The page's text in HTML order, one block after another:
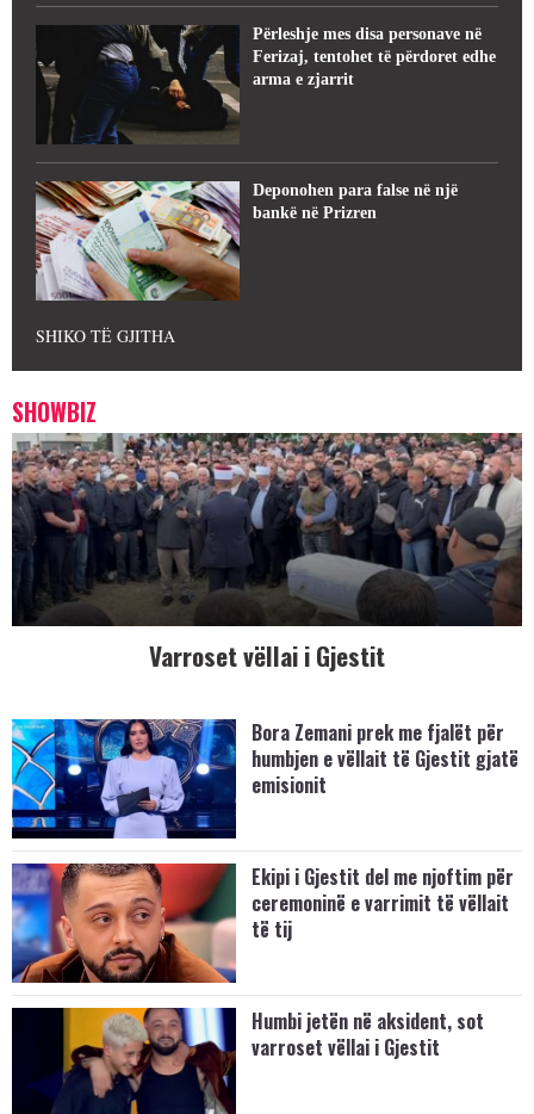
Përleshje mes disa personave në
Ferizaj, tentohet të përdoret edhe
arma e zjarrit
Deponohen para false në një
bankë në Prizren
SHIKO TË GJITHA
SHOWBIZ
Varroset vëllai i Gjestit
Bora Zemani prek me fjalët për
humbjen e vëllait të Gjestit gjatë
emisionit
Ekipi i Gjestit del me njoftim për
ceremoninë e varrimit të vëllait
të tij
Humbi jetën në aksident, sot
varroset vëllai i Gjestit